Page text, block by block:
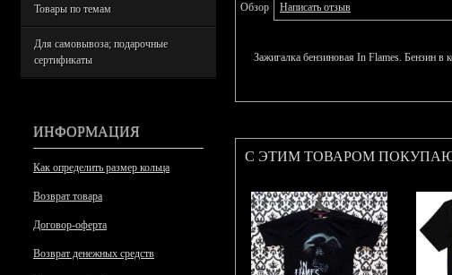
Товары по темам
Для самовывоза; подарочные
сертификаты
ИНФОРМАЦИЯ
Как определить размер кольца
Возврат товара
Договор-оферта
Возврат денежных средств
Обзор Написать отзыв
Зажигалка бензиновая In Flames. Бензин в
С ЭТИМ ТОВАРОМ